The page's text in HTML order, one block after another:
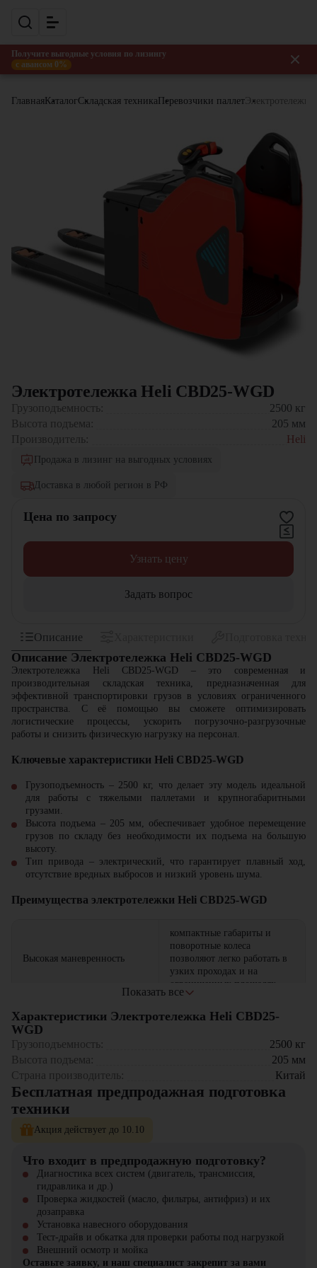
Получите выгодные условия по лизингу
с авансом 0%
Главная КаталогСкладская техника Перевозчики паллет
Электротележка Heli CBD25-WGD
Грузоподъемность: 2500 кг
Высота подъема:
205 мм
Производитель:
Heli
Продажа в лизинг на выгодных условиях
Доставка в любой регион в РФ
Цена по запросу
Узнать цену
Задать вопрос
Описание
Описание Электротележка Heli CBD25-WGD
Электротележка Heli CBD25-WGD – это современная и
производительная складская техника, предназначенная для
эффективной транспортировки грузов в условиях ограниченного
пространства. С её помощью вы сможете оптимизировать
логистические процессы, ускорить погрузочно-разгрузочные
работы и снизить физическую нагрузку на персонал.
Ключевые характеристики Heli CBD25-WGD
Грузоподъемность – 2500 кг, что делает эту модель идеальной
для работы с тяжелыми паллетами и крупногабаритными
грузами.
Высота подъема – 205 мм, обеспечивает удобное перемещение
грузов по складу без необходимости их подъема на большую
высоту.
Тип привода – электрический, что гарантирует плавный ход,
отсутствие вредных выбросов и низкий уровень шума.
Преимущества электротележки Heli CBD25-WGD
Высокая маневренность
компактные габариты и
поворотные колеса
позволяют легко работать в
узких проходах и на
ограниченных площадях
Надежность и долговечность
прочная конструкция и
интенсивной эксплуатации
Экономичность
электропривод снижает
затраты на обслуживание по
Безопасность
система торможения и
устойчивая платформа
предотвращают
опрокидывание и
повреждение грузов
Где применяется электротележка Heli CBD25-WGD?
Складов и логистических центров – перевозка паллет, коробок и
Показать все
Характеристики Электротележка Heli CBD25-
WGD
Грузоподъемность: 2500 кг
Высота подъема:
205 мм
Страна производитель:
Китай
Бесплатная предпродажная подготовка
техники
Акция действует до 10.10
Что входит в предпродажную подготовку?
Диагностика всех систем (двигатель, трансмиссия,
гидравлика и др.)
Проверка жидкостей (масло, фильтры, антифриз) и их
дозаправка
Установка навесного оборудования
Тест-драйв и обкатка для проверки работы под нагрузкой
Внешний осмотр и мойка
Оставьте заявку, и наш специалист закрепит за вами